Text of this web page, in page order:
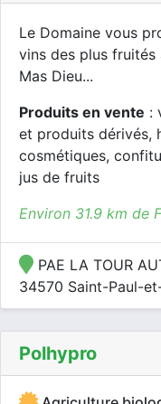
Le Domaine vous
vins des plus fruités
Mas Dieu...
Produits en vente :
et produits dérivés,
cosmétiques,
jus de fruits
Environ 31.9 km de
PAE LA TOUR
34570 Saint-Paul-
Polhypro